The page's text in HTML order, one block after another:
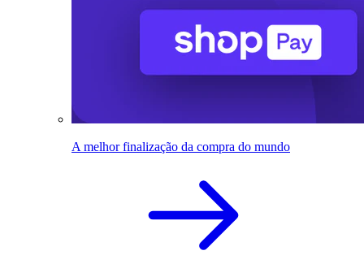
A melhor finalização da compra do mundo